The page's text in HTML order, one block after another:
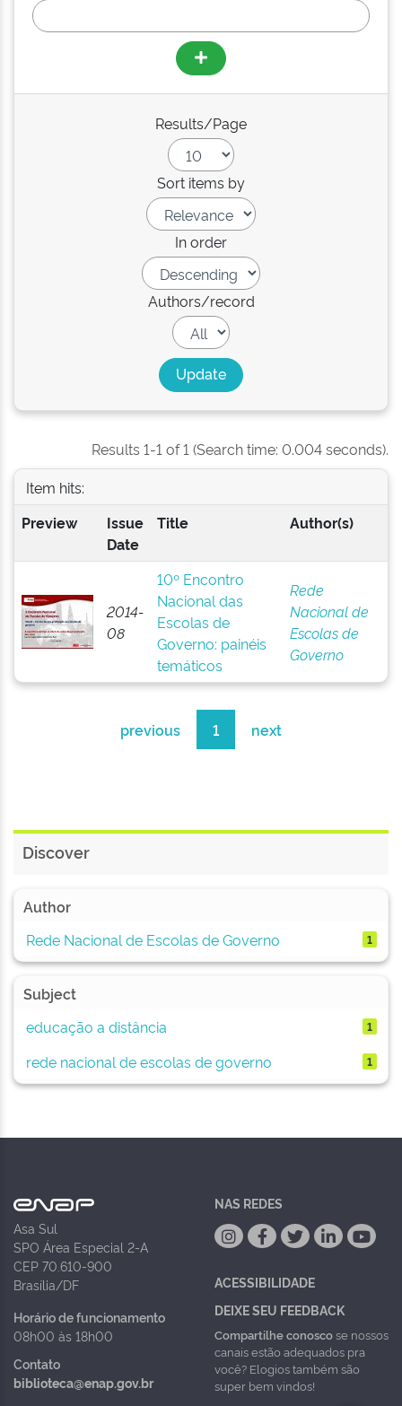
Results/Page
Sort items by
In order
Authors/record
Results 1-1 of 1 (Search time: 0.004 seconds).
Item hits:
Preview
Issue
Date
Title Author(s)
2014-
08
10º Encontro
Nacional das
Escolas de
Governo: painéis
temáticos
Rede
Nacional de
Escolas de
Governo
previous 1 next
Discover
Author
Rede Nacional de Escolas de Governo
1
Subject
educação a distância
1
rede nacional de escolas de governo 1
Asa Sul
SPO Área Especial 2-A
CEP 70.610-900
Brasília/DF
Horário de funcionamento
08h00 às 18h00
Contato
biblioteca@enap.gov.br
NAS REDES
ACESSIBILIDADE
DEIXE SEU FEEDBACK
Compartilhe conoscose nossos
canais estão adequados pra
você? Elogios também são
super bem vindos!